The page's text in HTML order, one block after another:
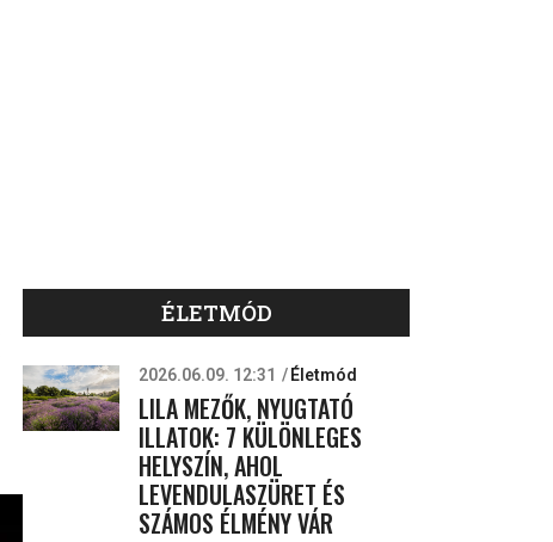
ÉLETMÓD
2026.06.09. 12:31 Életmód
LILA MEZŐK, NYUGTATÓ
ILLATOK: 7 KÜLÖNLEGES
HELYSZÍN, AHOL
LEVENDULASZÜRET ÉS
SZÁMOS ÉLMÉNY VÁR